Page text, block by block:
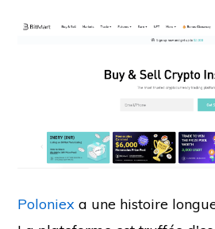
Poloniex a une histoire